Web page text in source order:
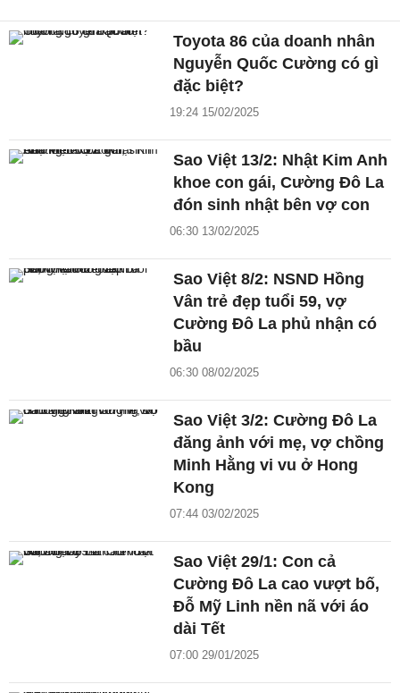
Toyota 86 của doanh nhân
Nguyễn Quốc Cường có gì
đặc biệt?
19:24 15/02/2025
Sao Việt 13/2: Nhật Kim Anh
khoe con gái, Cường Đô La
đón sinh nhật bên vợ con
06:30 13/02/2025
Sao Việt 8/2: NSND Hồng
Vân trẻ đẹp tuổi 59, vợ
Cường Đô La phủ nhận có
bầu
06:30 08/02/2025
Sao Việt 3/2: Cường Đô La
đăng ảnh với mẹ, vợ chồng
Minh Hằng vi vu ở Hong
Kong
07:44 03/02/2025
Sao Việt 29/1: Con cả
Cường Đô La cao vượt bố,
Đỗ Mỹ Linh nền nã với áo
dài Tết
07:00 29/01/2025